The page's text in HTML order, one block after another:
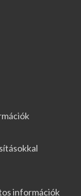
információk